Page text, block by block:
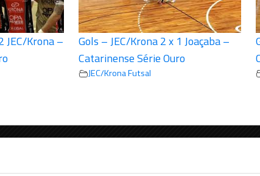
JEC/Krona –
Gols – JEC/Krona 2 x 1 Joaçaba –
Catarinense Série Ouro
JEC/Krona Futsal